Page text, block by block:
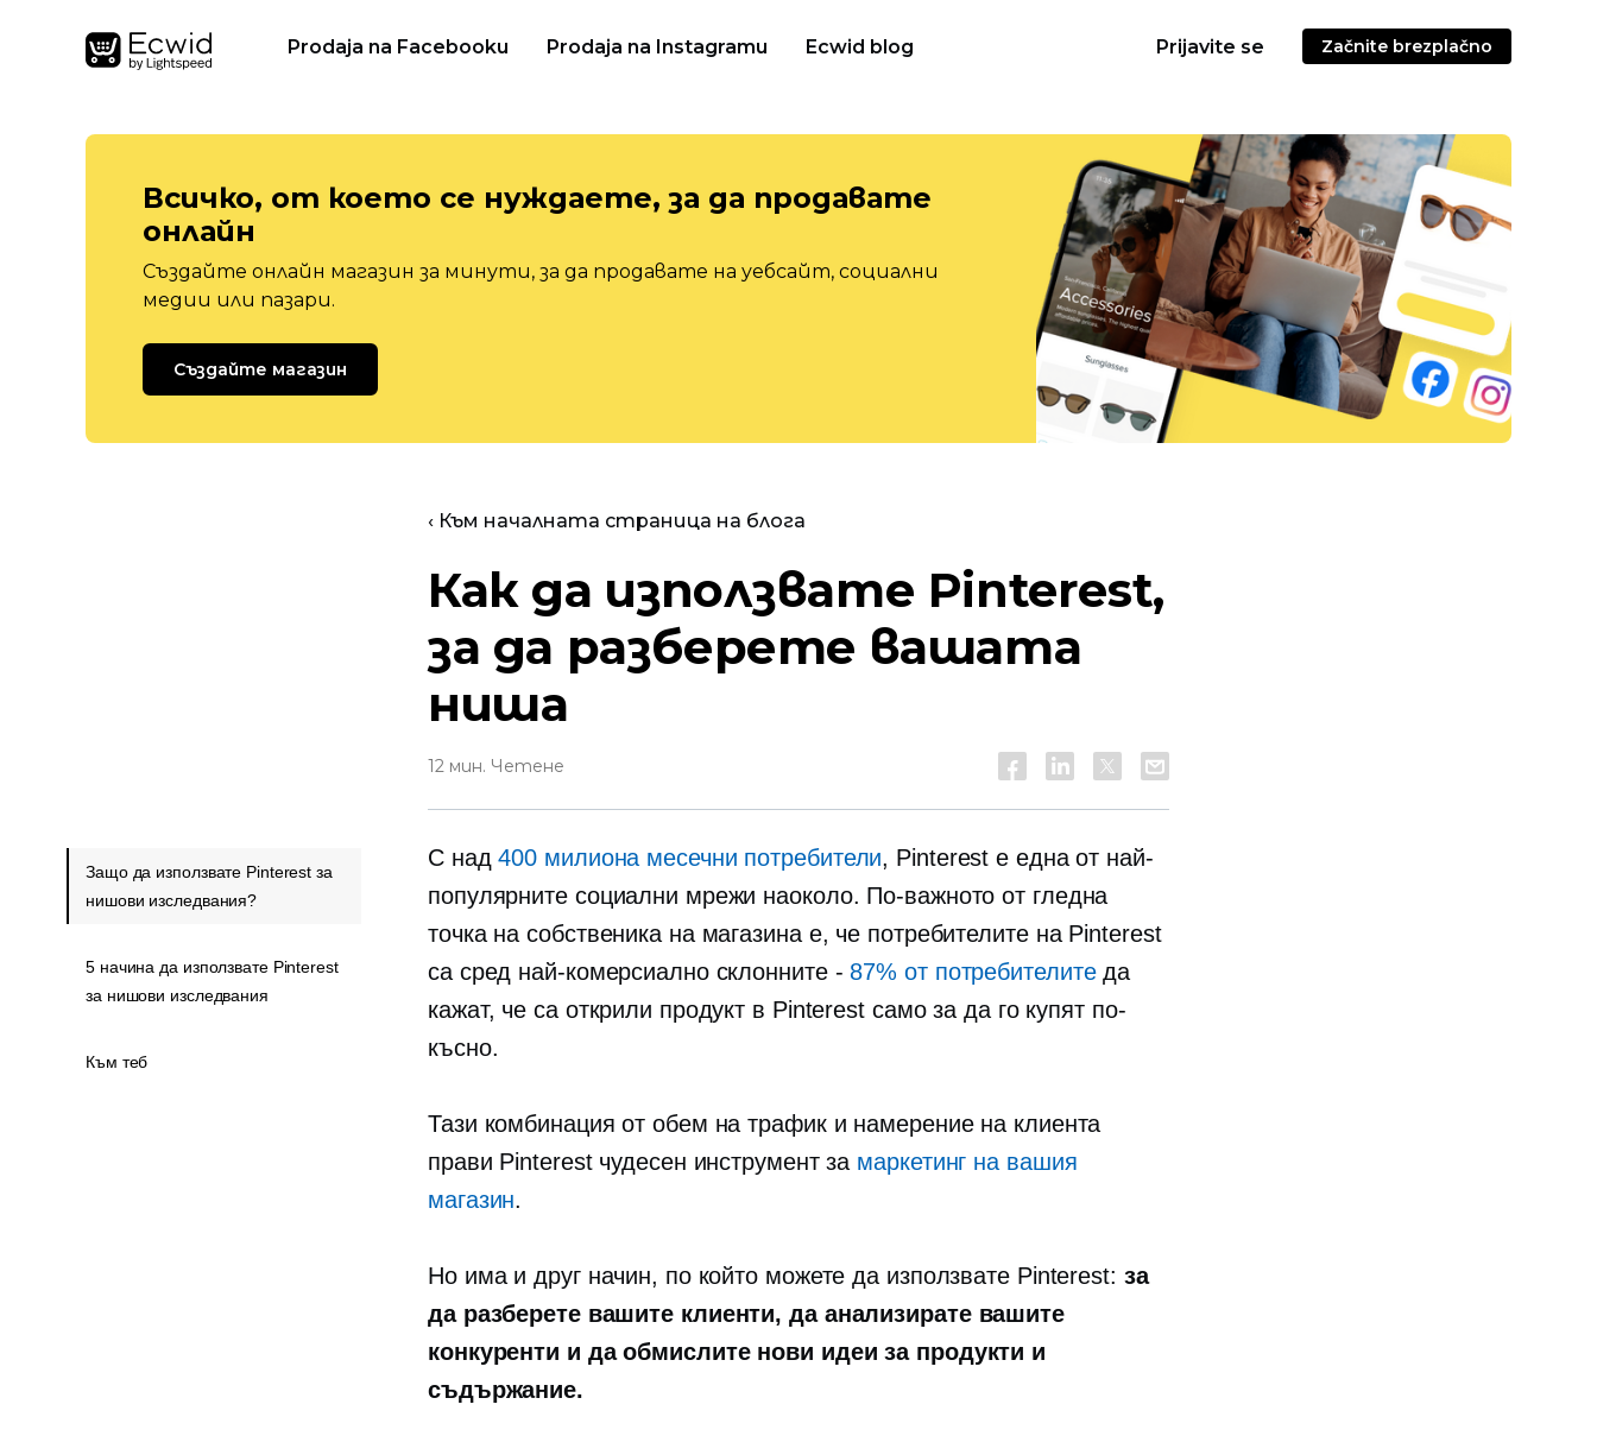
Prodaja na Facebooku Prodaja na Instagramu Ecwid blog Prijavite se Začnite brezplačno
Всичко, от което се нуждаете, за да продавате
онлайн
Създайте онлайн магазин за минути, за да продавате на уебсайт, социални
медии или пазари.
Създайте магазин
‹ Към началната страница на блога
Как да използвате Pinterest,
за да разберете вашата
ниша
12 мин. Четене
С над400 милиона месечни потребители, Pinterest е една от най-
популярните социални мрежи наоколо. По-важното от гледна
точка на собственика на магазина е, че потребителите на Pinterest
са сред най-комерсиално склонните - 87% от потребителитеда
кажат, че са открили продукт в Pinterest само за да го купят по-
късно.
Тази комбинация от обем на трафик и намерение на клиента
прави Pinterest чудесен инструмент за маркетинг на вашия
магазин.
Но има и друг начин, по който можете да използвате Pinterest: за
да разберете вашите клиенти, да анализирате вашите
конкуренти и да обмислите нови идеи за продукти и
съдържание.
Защо да използвате Pinterest за
нишови изследвания?
5 начина да използвате Pinterest
за нишови изследвания
Към теб